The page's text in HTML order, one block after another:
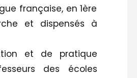
française, en 1ère
et dispensés à
et de pratique
des écoles